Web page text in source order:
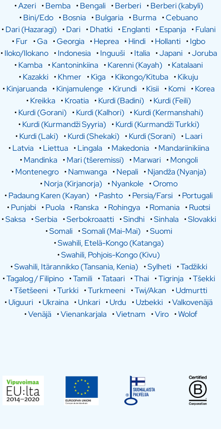
•Azeri •Bemba •Bengali •Berberi •Berberi (kabyli)
•Bini/Edo •Bosnia •Bulgaria •Burma •Cebuano
•Dari (Hazaragi) •Dari •Dhatki •Englanti •Espanja •Fulani
•Fur •Ga •Georgia •Heprea •Hindi •Hollanti •Igbo
•Iloko/Ilokano •Indonesia •Inguuši •Italia •Japani •Joruba
•Kamba •Kantoninkiina •Karenni (Kayah) •Katalaani
•Kazakki •Khmer •Kiga •Kikongo/Kituba •Kikuju
•Kinjaruanda •Kinjamulenge •Kirundi •Kisii •Komi •Korea
•Kreikka •Kroatia •Kurdi (Badini) •Kurdi (Feili)
•Kurdi (Gorani) •Kurdi (Kalhori) •Kurdi (Kermanshahi)
•Kurdi (Kurmandži Syyria) •Kurdi (Kurmandži Turkki)
•Kurdi (Laki) •Kurdi (Shekaki) •Kurdi (Sorani) •Laari
•Latvia •Liettua •Lingala •Makedonia •Mandariinikiina
•Mandinka •Mari (tšeremissi) •Marwari •Mongoli
•Montenegro •Namwanga •Nepali •Njandža (Nyanja)
•Norja (Kirjanorja) •Nyankole •Oromo
•Padaung Karen (Kayan) •Pashto •Persia/Farsi •Portugali
•Punjabi •Puola •Ranska •Rohingya •Romania •Ruotsi
•Saksa •Serbia •Serbokroaatti •Sindhi •Sinhala •Slovakki
•Somali •Somali (Mai-Mai) •Suomi
•Swahili, Etelä-Kongo (Katanga)
•Swahili, Pohjois-Kongo (Kivu)
•Swahili, Itärannikko (Tansania, Kenia) •Sylheti •Tadžikki
•Tagalog / Filipino •Tamili •Tataari •Thai •Tigrinja •Tšekki
•Tšetšeeni •Turkki •Turkmeeni •Twi/Akan •Udmurtti
•Uiguuri •Ukraina •Unkari •Urdu •Uzbekki •Valkovenäjä
•Venäjä •Vienankarjala •Vietnam •Viro •Wolof